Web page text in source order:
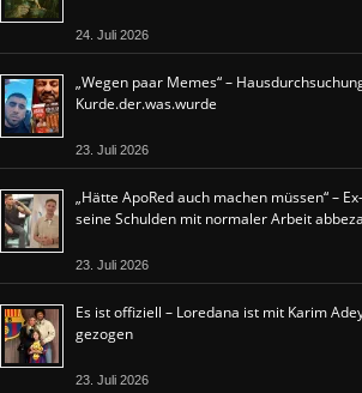
24. Juli 2026
„Wegen paar Memes“ –
Kurde.der.was.wurde
23. Juli 2026
„Hätte ApoRed auch machen müssen“ –
seine Schulden mit normaler Arbeit
23. Juli 2026
Es ist offiziell – Loredana ist mit Karim
gezogen
23. Juli 2026